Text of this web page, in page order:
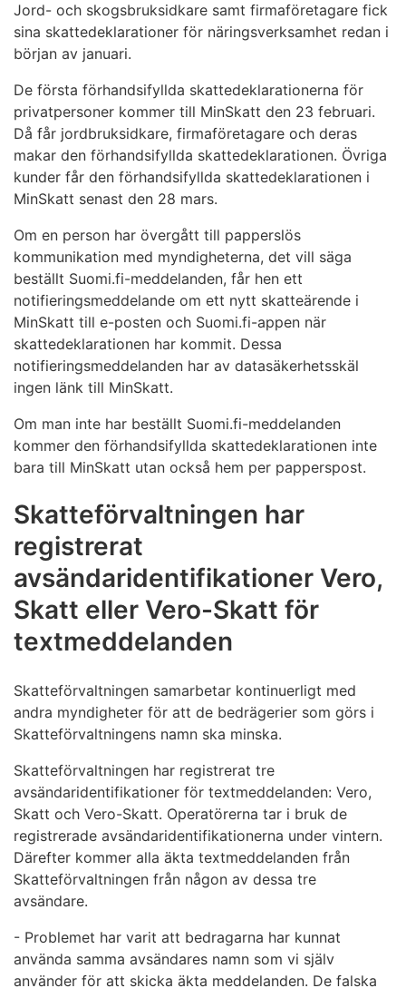
Jord- och skogsbruksidkare samt firmaföretagare fick
sina skattedeklarationer för näringsverksamhet redan i
början av januari.
De första förhandsifyllda skattedeklarationerna för
privatpersoner kommer till MinSkatt den 23 februari.
Då får jordbruksidkare, firmaföretagare och deras
makar den förhandsifyllda skattedeklarationen. Övriga
kunder får den förhandsifyllda skattedeklarationen i
MinSkatt senast den 28 mars.
Om en person har övergått till papperslös
kommunikation med myndigheterna, det vill säga
beställt Suomi.fi-meddelanden, får hen ett
notifieringsmeddelande om ett nytt skatteärende i
MinSkatt till e-posten och Suomi.fi-appen när
skattedeklarationen har kommit. Dessa
notifieringsmeddelanden har av datasäkerhetsskäl
ingen länk till MinSkatt.
Om man inte har beställt Suomi.fi-meddelanden
kommer den förhandsifyllda skattedeklarationen inte
bara till MinSkatt utan också hem per papperspost.
Skatteförvaltningen har
registrerat
avsändaridentifikationer Vero,
Skatt eller Vero-Skatt för
textmeddelanden
Skatteförvaltningen samarbetar kontinuerligt med
andra myndigheter för att de bedrägerier som görs i
Skatteförvaltningens namn ska minska.
Skatteförvaltningen har registrerat tre
avsändaridentifikationer för textmeddelanden: Vero,
Skatt och Vero-Skatt. Operatörerna tar i bruk de
registrerade avsändaridentifikationerna under vintern.
Därefter kommer alla äkta textmeddelanden från
Skatteförvaltningen från någon av dessa tre
avsändare.
- Problemet har varit att bedragarna har kunnat
använda samma avsändares namn som vi själv
använder för att skicka äkta meddelanden. De falska